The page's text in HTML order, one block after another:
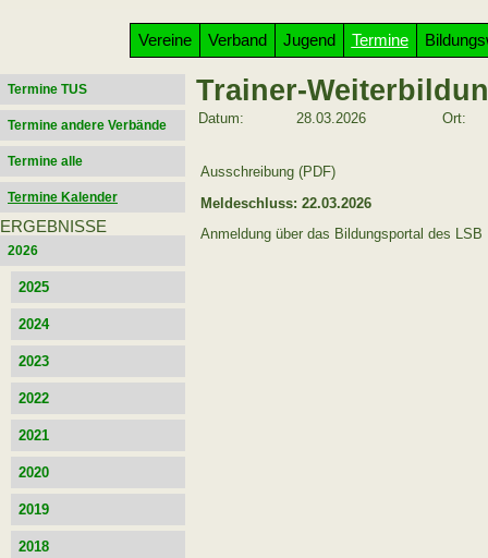
Vereine Verband Jugend Termine
Termine TUS
Termine andere Verbände
Termine alle
Termine Kalender
ERGEBNISSE
2026
2025
2024
2023
2022
2021
2020
2019
2018
Trainer-
Datum: 28.03.2026 Ort:
Ausschreibung (PDF)
Meldeschluss: 22.03.2026
Anmeldung über das Bildungsportal des LSB